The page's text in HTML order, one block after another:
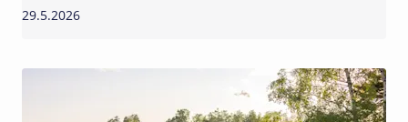
29.5.2026